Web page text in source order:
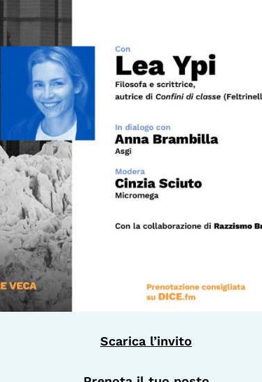
Scarica l’invito